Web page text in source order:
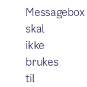
Messagebox
skal
ikke
brukes
til